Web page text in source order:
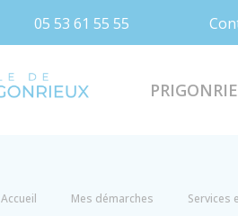
05 53 61 55 55
Accueil Mes démarches Services